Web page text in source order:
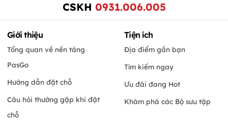
CSKH 0931.006.005
Giới thiệu
Tổng quan về nền tảng
PasGo
Hướng dẫn đặt chỗ
Câu hỏi thường gặp khi đặt
chỗ
Tiện ích
Địa điểm gần bạn
Tìm kiếm ngay
Ưu đãi đang Hot
Khám phá các Bộ sưu tập